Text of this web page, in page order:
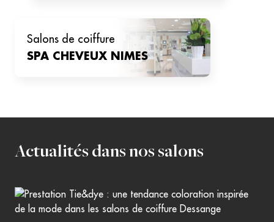
salons de coiffure
SPA CHEVEUX NIMES
Actualités dans nos salons